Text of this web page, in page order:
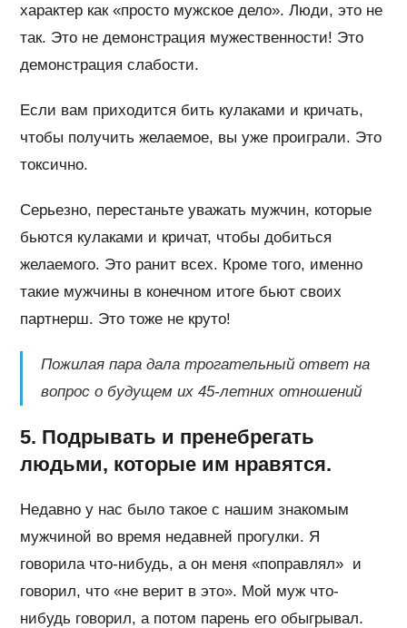
характер как «просто мужское дело». Люди, это не
так. Это не демонстрация мужественности! Это
демонстрация слабости.
Если вам приходится бить кулаками и кричать,
чтобы получить желаемое, вы уже проиграли. Это
токсично.
Серьезно, перестаньте уважать мужчин, которые
бьются кулаками и кричат, чтобы добиться
желаемого. Это ранит всех. Кроме того, именно
такие мужчины в конечном итоге бьют своих
партнерш. Это тоже не круто!
Пожилая пара дала трогательный ответ на
вопрос о будущем их 45-летних отношений
5. Подрывать и пренебрегать
людьми, которые им нравятся.
Недавно у нас было такое с нашим знакомым
мужчиной во время недавней прогулки. Я
говорила что-нибудь, а он меня «поправлял» и
говорил, что «не верит в это». Мой муж что-
нибудь говорил, а потом парень его обыгрывал.